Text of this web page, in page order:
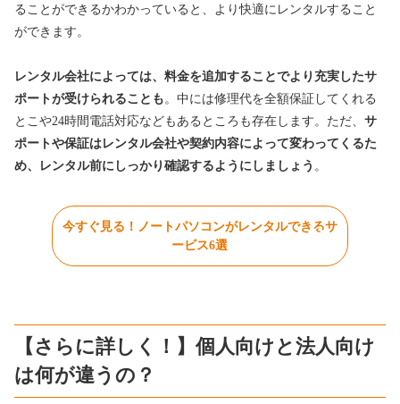
ることができるかわかっていると、より快適にレンタルすること
ができます。
レンタル会社によっては、料金を追加することでより充実したサ
ポートが受けられることも 。中には修理代を全額保証してくれる
とこや24時間電話対応などもあるところも存在します。ただ、 サ
ポートや保証はレンタル会社や契約内容によって変わってくるた
め、レンタル前にしっかり確認するようにしましょう 。
今すぐ見る！ノートパソコンがレンタルできるサ
ービス6選
【さらに詳しく！】個人向けと法人向け
は何が違うの？